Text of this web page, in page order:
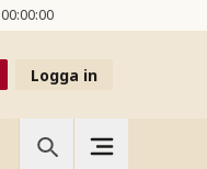
00:00:00
Logga in